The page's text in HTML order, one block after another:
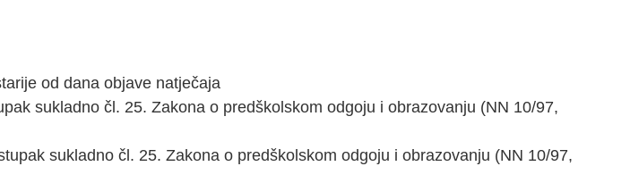
od dana objave natječaja
sukladno čl. 25. Zakona o predškolskom odgoju i obrazovanju (NN 10/97,
sukladno čl. 25. Zakona o predškolskom odgoju i obrazovanju (NN 10/97,